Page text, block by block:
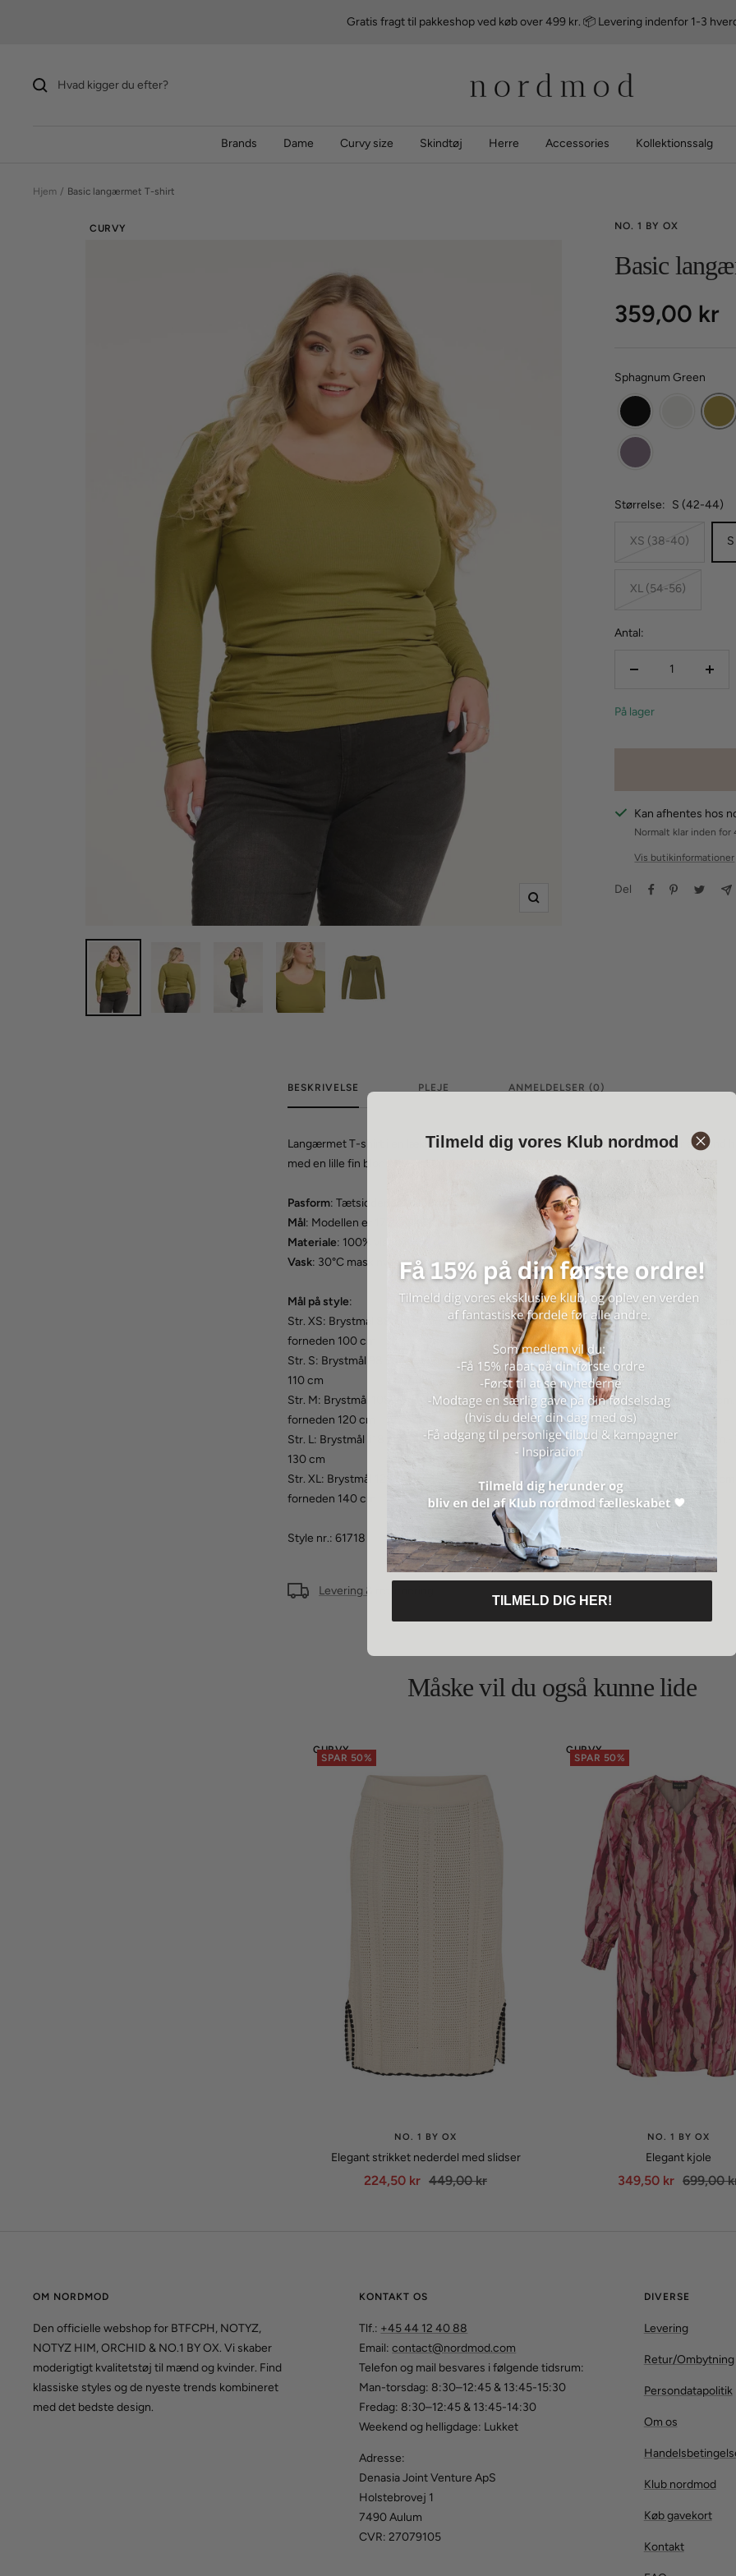
Gratis fragt til pakkeshop ved køb over 499 kr. 📦 Levering indenfor 1-3
Brands Dame Curvy size Skindtøj Herre Accessories Kollektionssalg
Hjem Basic langærmet T-shirt
CURVY
Zoom
NO. 1 BY OX
Basic
359,00 kr
Sphagnum Green
Størrelse: S (42-44)
XS (38-40)
XL (54-56)
Antal:
På lager
Kan afhentes hos
Normalt klar inden for
Vis butikinformationer
Del
BESKRIVELSE PLEJE ANMELDELSER (0)
Langærmet T-shirt i en lækker og virkelig blød kvalitet af viskose. T-shirten har en rund
med en lille fin blondekant. Et must-have i basisgarderoben.
Pasform: Tætsiddende pasform
Mål: Modellen er 173 cm høj og er iført en str. M (46-48)
Materiale: 100% viscose
Vask: 30°C maskinvask
Mål på style:
Str. XS: Brystmål 88 cm.- Overarm 38 cm.- Ærmelængde 64 cm. - Længde foran 74
forneden 100 cm
Str. S: Brystmål 98 cm.- Overarm 41 cm.- Ærmelængde 64 cm. -Længde foran 75 cm.-
110 cm
Str. M: Brystmål 108 cm.- Overarm 44 cm.- Ærmelængde 64 cm. -Længde foran 76
forneden 120 cm
Str. L: Brystmål 118 cm.- Overarm 47 cm.- Ærmelængde 64 cm. -Længde foran 79
130 cm
Str. XL: Brystmål 128 cm.- Overarm 50 cm.- Ærmelængde 64 cm. -Længde foran 82
forneden 140 cm
Style nr.: 61718
Levering & returnering
Måske vil du også kunne lide
SPAR 50%
CURVY
NO. 1 BY OX
Elegant strikket nederdel med slidser
Udsalgspris
224,50 kr Normalpris
449,00 kr
SPAR 50%
CURVY
NO. 1 BY OX
Elegant kjole
Udsalgspris
349,50 kr 699,00
OM NORDMOD
Den officielle webshop for BTFCPH, NOTYZ,
NOTYZ HIM, ORCHID & NO.1 BY OX. Vi skaber
moderigtigt kvalitetstøj til mænd og kvinder. Find
klassiske styles og de nyeste trends kombineret
med det bedste design.
KONTAKT OS
Tlf.: +45 44 12 40 88
Email:contact@nordmod.com
Telefon og mail besvares i følgende tidsrum:
Man-torsdag: 8:30–12:45 & 13:45-15:30
Fredag: 8:30–12:45 & 13:45-14:30
Weekend og helligdage: Lukket
Adresse:
Denasia Joint Venture ApS
Holstebrovej 1
7490 Aulum
CVR: 27079105
DIVERSE
Levering
Retur/Ombytning
Persondatapolitik
Om os
Klub nordmod
Køb gavekort
Kontakt
Tilmeld dig vores Klub nordmod
TILMELD DIG HER!